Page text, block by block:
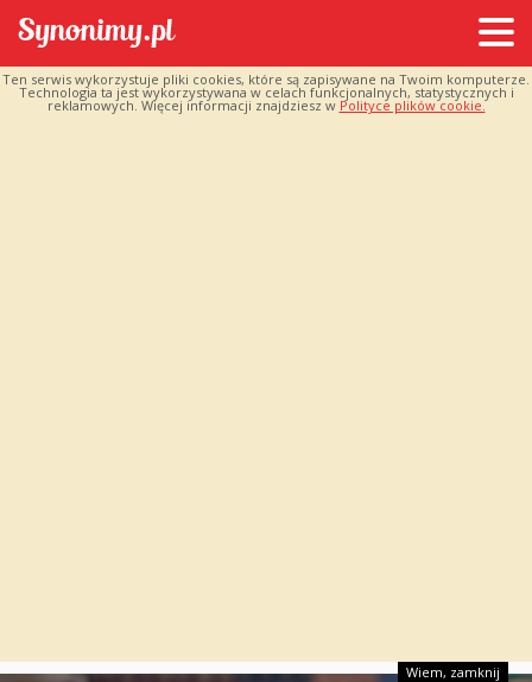
Ten serwis wykorzystuje pliki cookies, które są zapisywane na Twoim komputerze.
Technologia ta jest wykorzystywana w celach funkcjonalnych, statystycznych i
reklamowych. Więcej informacji znajdziesz w Polityce plików cookie.
Wiem, zamknij